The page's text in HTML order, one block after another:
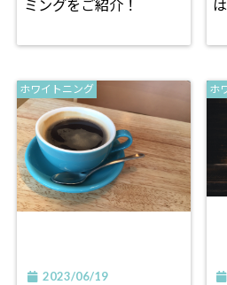
ミングをご紹介！
ホワイトニング
2023/06/19
ホ